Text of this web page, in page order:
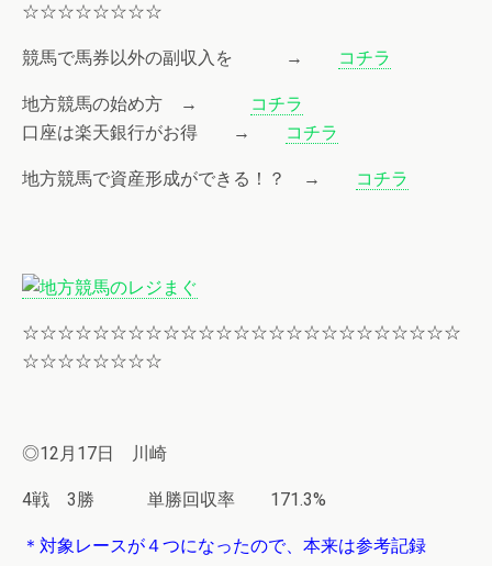
☆☆☆☆☆☆☆☆
競馬で馬券以外の副収入を → コチラ
地方競馬の始め方 →
コチラ
口座は楽天銀行がお得 →
コチラ
地方競馬で資産形成ができる！？ → コチラ
☆☆☆☆☆☆☆☆☆☆☆☆☆☆☆☆☆☆☆☆☆☆☆☆☆
☆☆☆☆☆☆☆☆
◎12月17日 川崎
4戦 3勝 単勝回収率 171.3%
＊対象レースが４つになったので、本来は参考記録